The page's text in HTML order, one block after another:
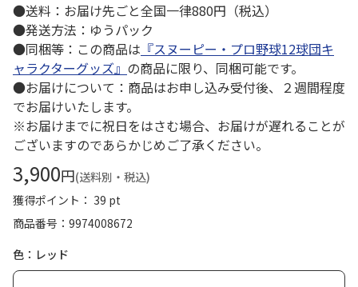
●送料：お届け先ごと全国一律880円（税込）
●発送方法：ゆうパック
●同梱等：この商品は 『スヌーピー・プロ野球12球団キ
ャラクターグッズ』 の商品に限り、同梱可能です。
●お届けについて：商品はお申し込み受付後、２週間程度
でお届けいたします。
※お届けまでに祝日をはさむ場合、お届けが遅れることが
ございますのであらかじめご了承ください。
3,900円(送料別・税込)
獲得ポイント： 39 pt
商品番号
9974008672
色：レッド